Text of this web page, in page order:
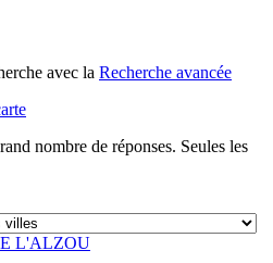
avec la Recherche avancée
nombre de réponses. Seules les